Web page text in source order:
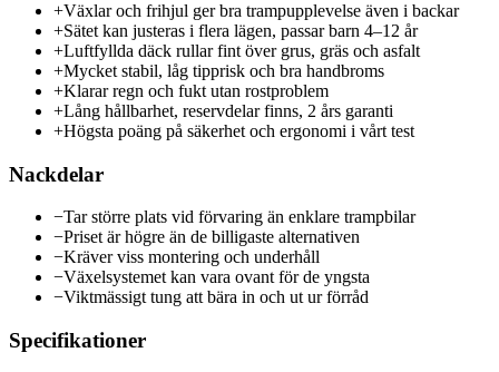
+Växlar och frihjul ger bra trampupplevelse även i backar
+Sätet kan justeras i flera lägen, passar barn 4–12 år
+Luftfyllda däck rullar fint över grus, gräs och asfalt
+Mycket stabil, låg tipprisk och bra handbroms
+Klarar regn och fukt utan rostproblem
+Lång hållbarhet, reservdelar finns, 2 års garanti
+Högsta poäng på säkerhet och ergonomi i vårt test
Nackdelar
−Tar större plats vid förvaring än enklare trampbilar
−Priset är högre än de billigaste alternativen
−Kräver viss montering och underhåll
−Växelsystemet kan vara ovant för de yngsta
−Viktmässigt tung att bära in och ut ur förråd
Specifikationer